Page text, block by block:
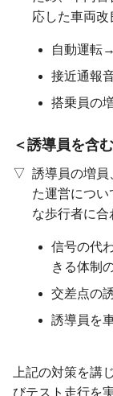
応した車両
自動運転
接近通報
搭乗員の
誘導員を含
誘導員の増員
た運営につ
な歩行者に合
信号の代
きる体制
交差点の
誘導員を
上記の対策を講
びテスト走行を